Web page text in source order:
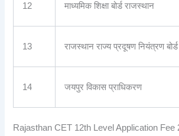
12 माध्यमिक शिक्षा बोर्ड राजस्थान
13 राजस्थान राज्य प्रदूषण नियंत्रण बोर्ड
14 जयपुर विकास प्राधिकरण
Rajasthan CET 12th Level Application Fee